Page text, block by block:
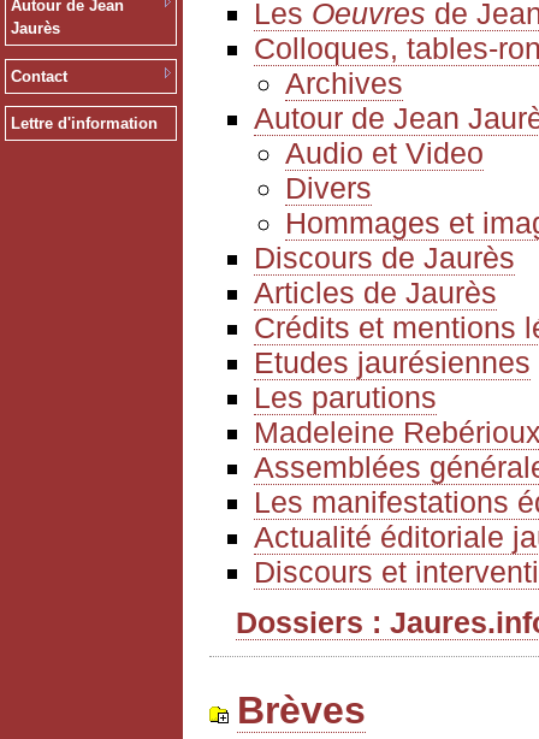
Autour de Jean
Jaurès
Contact
Lettre d'information
Les Oeuvres de
Colloques, tables-
Archives
Autour de Jean
Audio et Video
Divers
Hommages et
Discours de Jaurès
Articles de Jaurès
Crédits et mentions
Etudes jaurésiennes
Les parutions
Madeleine
Assemblées
Les manifestations
Actualité éditoriale
Discours et
Dossiers :
Brèves